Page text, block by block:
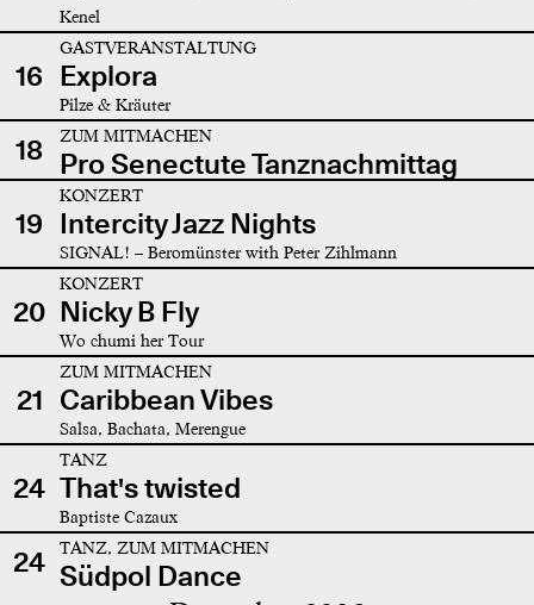
Kenel
16
GASTVERANSTALTUNG
Explora
Pilze & Kräuter
18 ZUM MITMACHEN
Pro Senectute Tanznachmittag
19
KONZERT
Intercity Jazz Nights
SIGNAL! – Beromünster with Peter Zihlmann
20
KONZERT
Nicky B Fly
Wo chumi her Tour
21
ZUM MITMACHEN
Caribbean Vibes
Salsa, Bachata, Merengue
24
TANZ
That's twisted
Baptiste Cazaux
24 TANZ, ZUM MITMACHEN
Südpol Dance